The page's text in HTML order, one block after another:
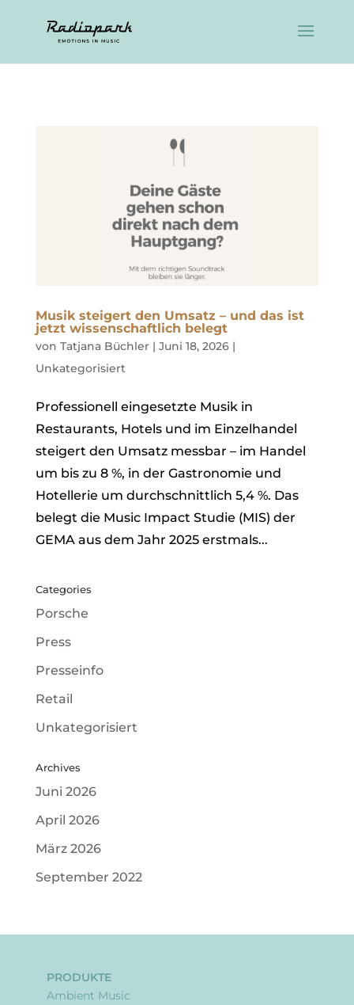
Musik steigert den Umsatz – und das ist
jetzt wissenschaftlich belegt
von Tatjana Büchler| Juni 18, 2026|
Unkategorisiert
Professionell eingesetzte Musik in
Restaurants, Hotels und im Einzelhandel
steigert den Umsatz messbar – im Handel
um bis zu 8 %, in der Gastronomie und
Hotellerie um durchschnittlich 5,4 %. Das
belegt die Music Impact Studie (MIS) der
GEMA aus dem Jahr 2025 erstmals...
Categories
Porsche
Press
Presseinfo
Retail
Unkategorisiert
Archives
Juni 2026
April 2026
März 2026
September 2022
PRODUKTE
Ambient Music